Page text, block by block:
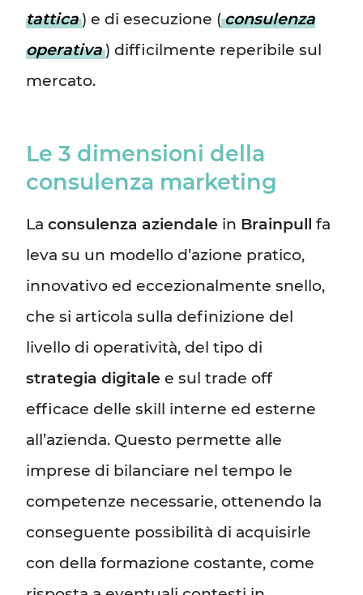
tattica) e di esecuzione (consulenza
operativa) difficilmente reperibile sul
mercato.
Le 3 dimensioni della
consulenza marketing
Laconsulenza aziendale in Brainpullfa
leva su un modello d’azione pratico,
innovativo ed eccezionalmente snello,
che si articola sulla definizione del
livello di operatività, del tipo di
strategia digitale e sul trade off
efficace delle skill interne ed esterne
all’azienda. Questo permette alle
imprese di bilanciare nel tempo le
competenze necessarie, ottenendo la
conseguente possibilità di acquisirle
con della formazione costante, come